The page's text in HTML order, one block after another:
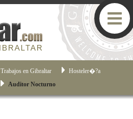
Trabajos en Gibraltar
Hosteler�?­a
Auditor Nocturno